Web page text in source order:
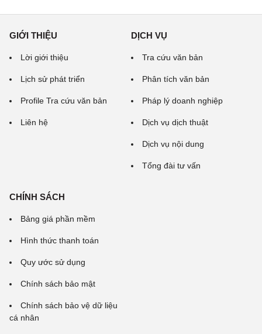
GIỚI THIỆU
Lời giới thiệu
Lịch sử phát triển
Profile Tra cứu văn bản
Liên hệ
DỊCH VỤ
Tra cứu văn bản
Phân tích văn bản
Pháp lý doanh nghiệp
Dịch vụ dịch thuật
Dịch vụ nội dung
Tổng đài tư vấn
CHÍNH SÁCH
Bảng giá phần mềm
Hình thức thanh toán
Quy ước sử dụng
Chính sách bảo mật
Chính sách bảo vệ dữ liệu
cá nhân